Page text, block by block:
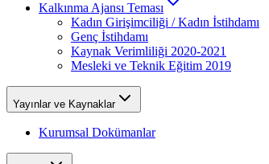
Kalkınma Ajansı Teması
Kadın Girişimciliği / Kadın İstihdamı
Genç İstihdamı
Kaynak Verimliliği 2020-2021
Mesleki ve Teknik Eğitim 2019
Yayınlar ve Kaynaklar
Kurumsal Dokümanlar